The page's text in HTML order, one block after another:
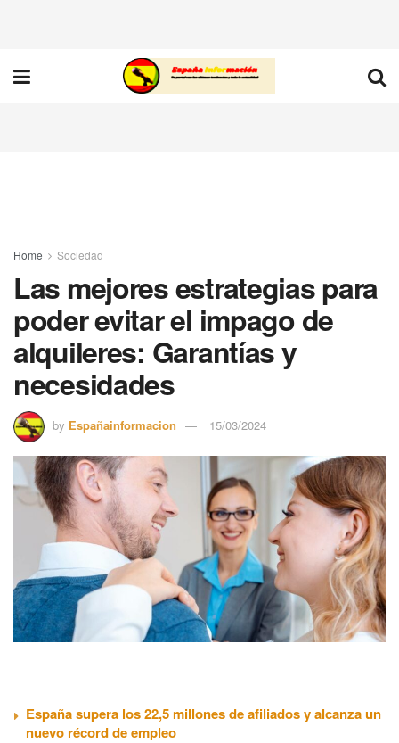
Home Sociedad
Las mejores estrategias para
poder evitar el impago de
alquileres: Garantías y
necesidades
by Españainformacion 15/03/2024
España supera los 22,5 millones de afiliados y alcanza un
nuevo récord de empleo